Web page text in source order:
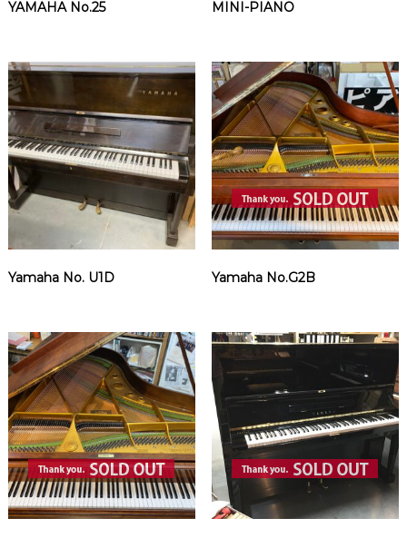
YAMAHA No.25 MINI-PIANO
Yamaha No. U1D Yamaha No.G2B